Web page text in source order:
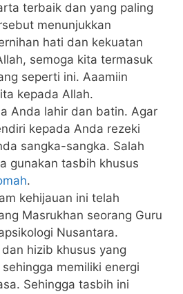
terbaik dan yang paling
menunjukkan
hati dan kekuatan
semoga kita termasuk
seperti ini. Aaamiin
kepada Allah.
Anda lahir dan batin. Agar
kepada Anda rezeki
sangka-sangka. Salah
gunakan tasbih khusus
.
kehijauan ini telah
Masrukhan seorang Guru
Nusantara.
hizib khusus yang
memiliki energi
Sehingga tasbih ini